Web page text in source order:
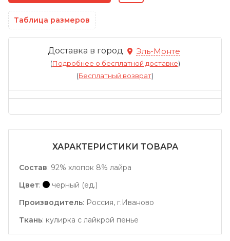
Таблица размеров
Доставка в город Эль-Монте
(Подробнее о бесплатной доставке)
(Бесплатный возврат)
ХАРАКТЕРИСТИКИ ТОВАРА
Состав: 92% хлопок 8% лайра
Цвет:
черный (ед.)
Производитель: Россия, г.Иваново
Ткань: кулирка с лайкрой пенье